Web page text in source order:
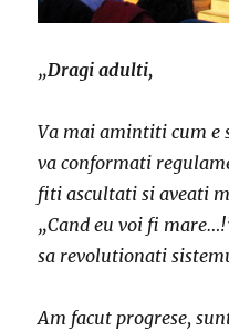
„Dragi ­adulti,
Va mai amintiti cum e
va conformati
fiti ascultati si aveati
„Cand eu voi fi
sa revolutionati
Am facut progrese,